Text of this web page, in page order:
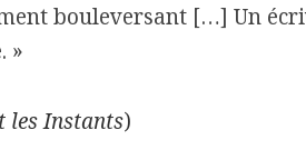
bouleversant […] Un
»
les Instants)